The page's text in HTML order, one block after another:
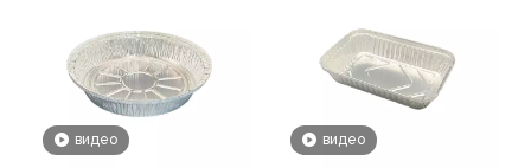
видео видео